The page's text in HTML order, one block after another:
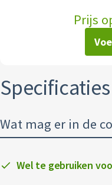
Prijs
Specificaties
Wat mag er in de
Wel te gebruiken